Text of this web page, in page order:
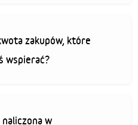
zakupów, które
wspierać?
w